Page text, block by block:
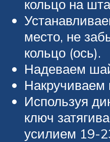
кольцо на
место, не
кольцо (ось).
Надеваем
Накручиваем
Используя
ключ
усилием 19-